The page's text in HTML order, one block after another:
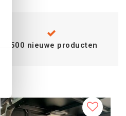
+500 nieuwe producten